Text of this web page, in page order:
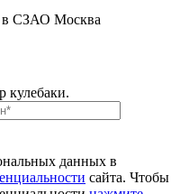
в СЗАО Москва
кулебаки.
данных в
сайта. Чтобы